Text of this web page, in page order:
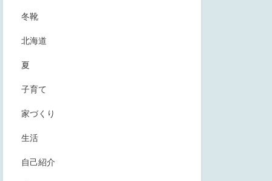
冬靴
北海道
夏
子育て
家づくり
生活
自己紹介